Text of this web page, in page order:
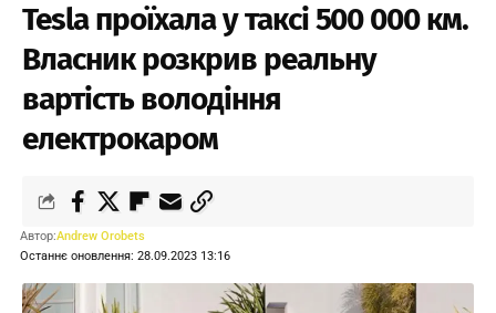
Tesla проїхала у таксі 500 000 км.
Власник розкрив реальну
вартість володіння
електрокаром
Останнє оновлення: 28.09.2023 13:16
Автор:Andrew Orobets